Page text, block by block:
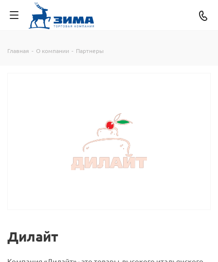
Главная - О компании - Партнеры
Дилайт